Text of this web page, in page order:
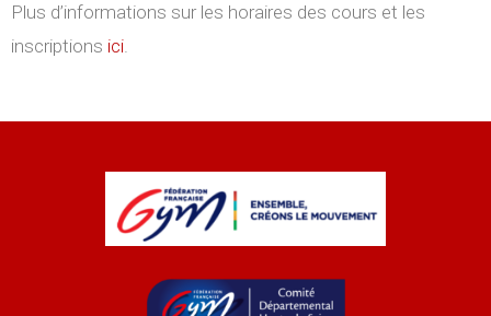
Plus d’informations sur les horaires des cours et les
inscriptions ici.